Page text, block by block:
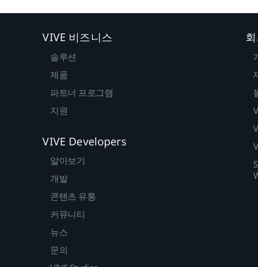
VIVE 비즈니스
솔루션
제품
파트너 프로그램
지원
VIVE Developers
알아보기
개발
콘텐츠 유통
커뮤니티
뉴스
문의